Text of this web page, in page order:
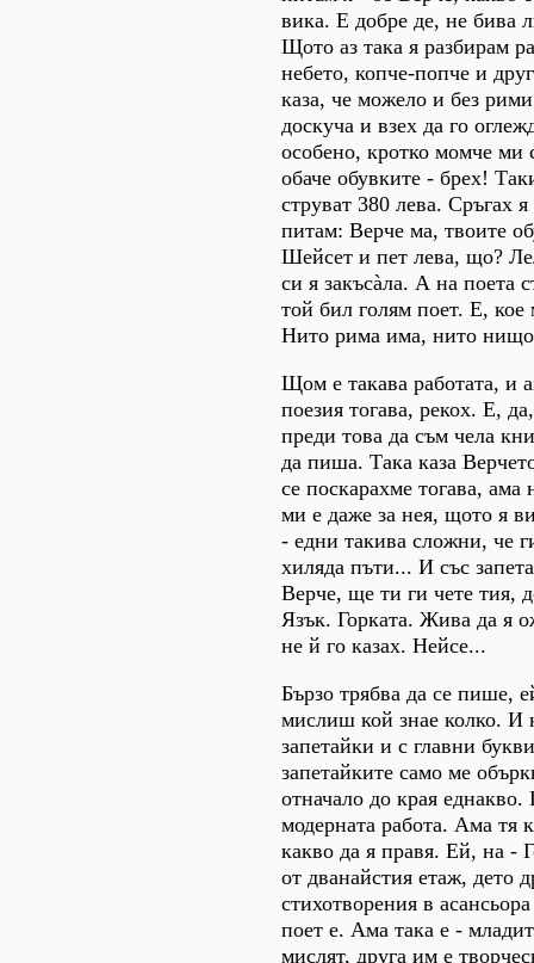
вика. Е добре де, не бива
Щото аз така я разбирам
небето, копче-попче и
каза, че можело и без
доскуча и взех да го
особено, кротко момче ми
обаче обувките - брех!
струват 380 лева. Сръгах
питам: Верче ма, твоите
Шейсет и пет лева, що?
си я закъсàла. А на поета
той бил голям поет. Е, кое
Нито рима има, нито
Щом е такава работата, и
поезия тогава, рекох. Е,
преди това да съм чела
да пиша. Така каза
се поскарахме тогава,
ми е даже за нея, щото я
- едни такива сложни, че
хиляда пъти... И със
Верче, ще ти ги чете тия,
Язък. Горката. Жива да я
не й го казах. Нейсе...
Бързо трябва да се пише,
мислиш кой знае колко. И
запетайки и с главни
запетайките само ме
отначало до края
модерната работа. Ама тя
какво да я правя. Ей, на -
от дванайстия етаж, дето
стихотворения в
поет е. Ама така е -
мислят, друга им е